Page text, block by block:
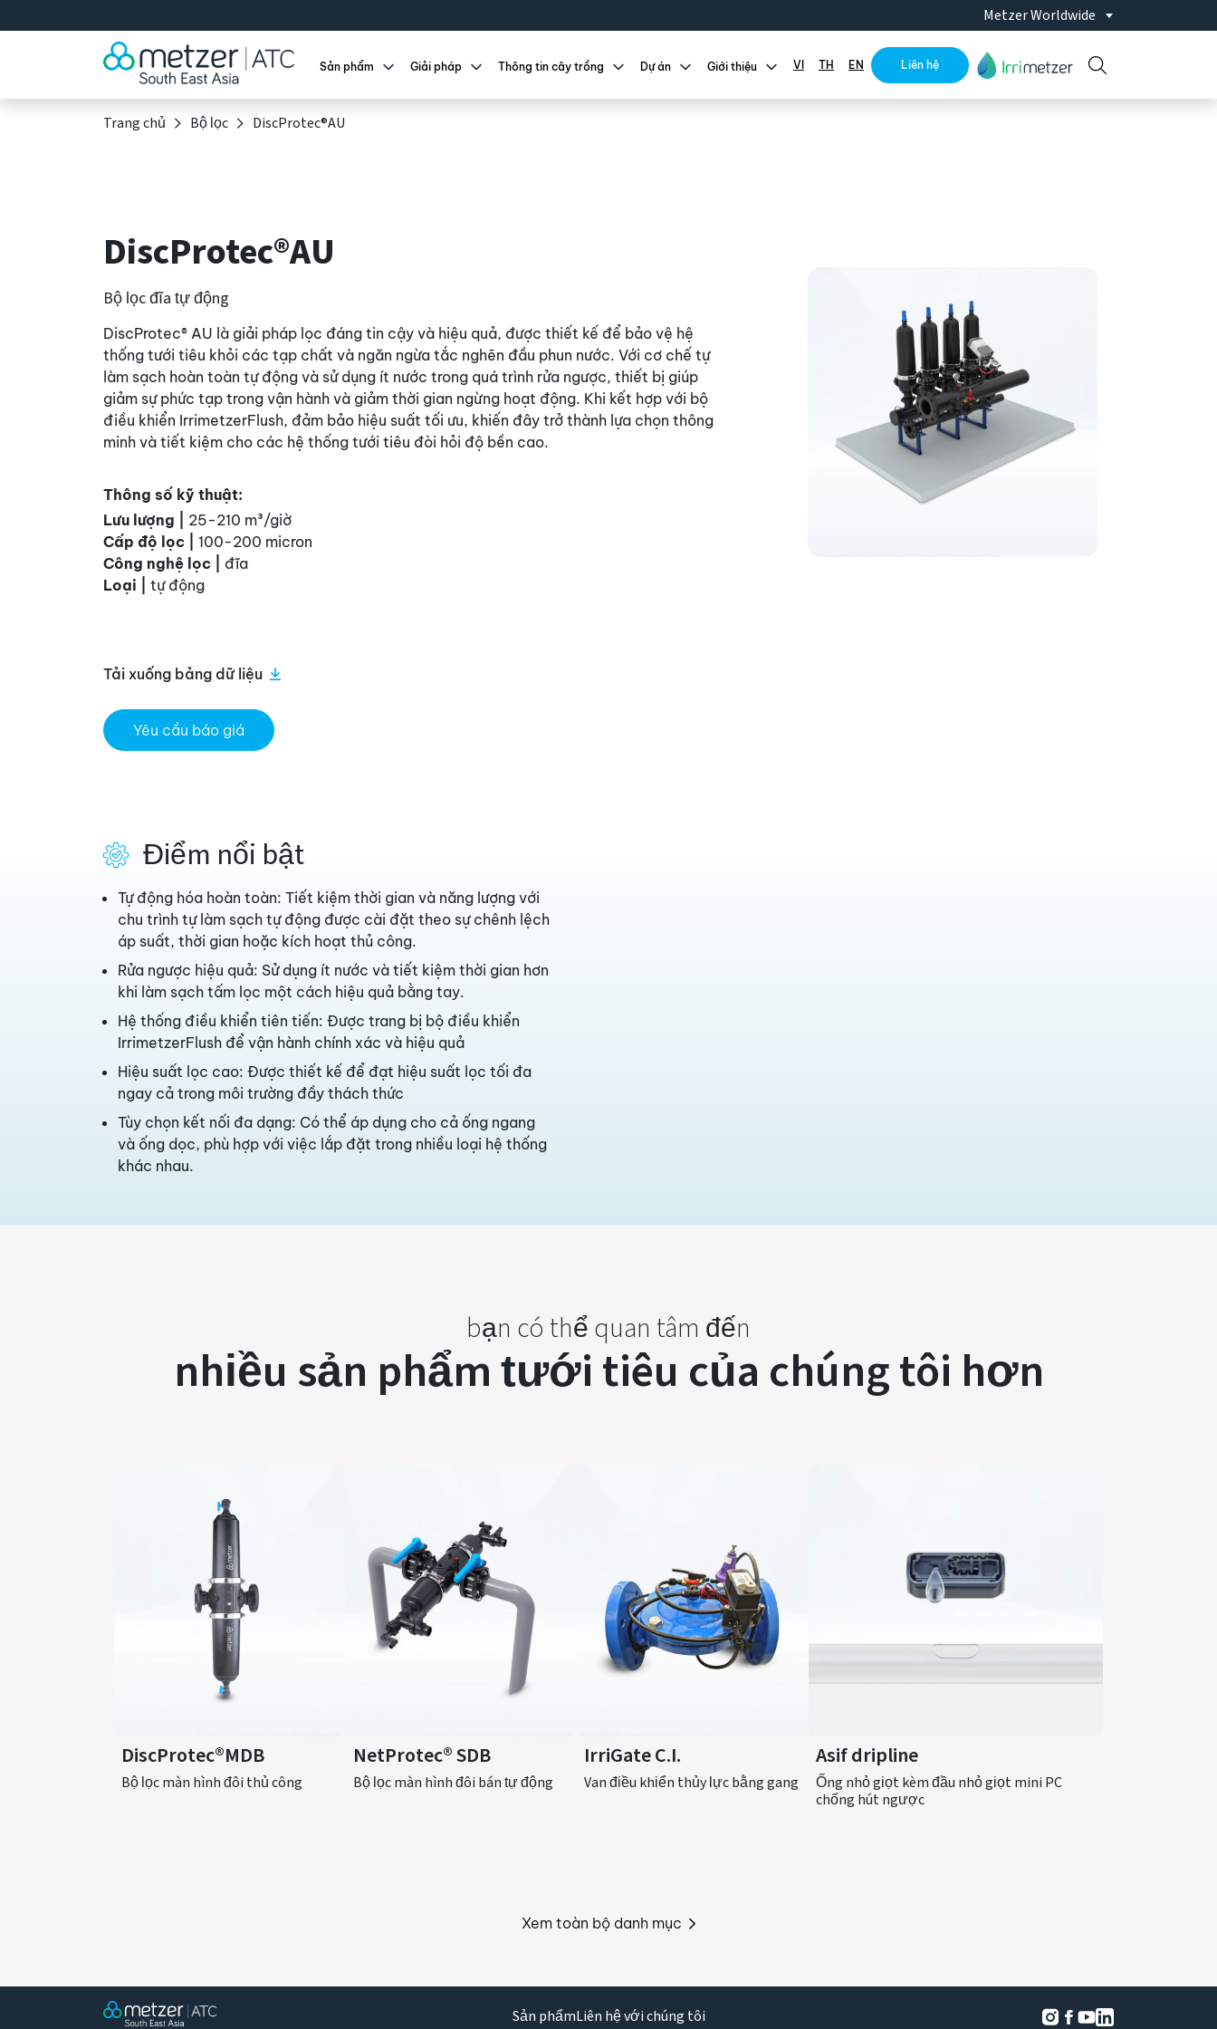
Metzer Worldwide
Sản phẩm Giải pháp Thông tin cây trồng Dự án Giới thiệu VI TH EN Liên hệ
Trang chủ Bộ lọc DiscProtec®AU
DiscProtec®AU
Bộ lọc đĩa tự động
DiscProtec® AU là giải pháp lọc đáng tin cậy và hiệu quả, được thiết kế để bảo vệ hệ
thống tưới tiêu khỏi các tạp chất và ngăn ngừa tắc nghẽn đầu phun nước. Với cơ chế tự
làm sạch hoàn toàn tự động và sử dụng ít nước trong quá trình rửa ngược, thiết bị giúp
giảm sự phức tạp trong vận hành và giảm thời gian ngừng hoạt động. Khi kết hợp với bộ
điều khiển IrrimetzerFlush, đảm bảo hiệu suất tối ưu, khiến đây trở thành lựa chọn thông
minh và tiết kiệm cho các hệ thống tưới tiêu đòi hỏi độ bền cao.
Thông số kỹ thuật:
Lưu lượng |
25-210 m³/giờ
Cấp độ lọc | 100-200 micron
Công nghệ lọc |
đĩa
Loại |
tự động
Tải xuống bảng dữ liệu
Yêu cầu báo giá
Điểm nổi bật
Tự động hóa hoàn toàn: Tiết kiệm thời gian và năng lượng với
chu trình tự làm sạch tự động được cài đặt theo sự chênh lệch
áp suất, thời gian hoặc kích hoạt thủ công.
Rửa ngược hiệu quả: Sử dụng ít nước và tiết kiệm thời gian hơn
khi làm sạch tấm lọc một cách hiệu quả bằng tay.
Hệ thống điều khiển tiên tiến: Được trang bị bộ điều khiển
IrrimetzerFlush để vận hành chính xác và hiệu quả
Hiệu suất lọc cao: Được thiết kế để đạt hiệu suất lọc tối đa
ngay cả trong môi trường đầy thách thức
Tùy chọn kết nối đa dạng: Có thể áp dụng cho cả ống ngang
và ống dọc, phù hợp với việc lắp đặt trong nhiều loại hệ thống
khác nhau.
bạn có thể quan tâm đến
nhiều sản phẩm tưới tiêu của chúng tôi hơn
DiscProtec®MDB
Bộ lọc màn hình đôi thủ công
NetProtec® SDB
Bộ lọc màn hình đôi bán tự động
IrriGate C.I.
Van điều khiển thủy lực bằng gang
Asif dripline
Ống nhỏ giọt kèm đầu nhỏ giọt mini PC
chống hút ngược
Xem toàn bộ danh mục
Sản phẩmLiên hệ với chúng tôi